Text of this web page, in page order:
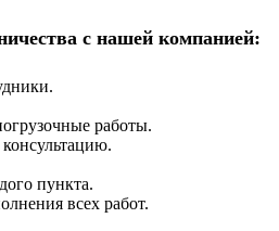
с нашей компанией:
работы.
пункта.
всех работ.